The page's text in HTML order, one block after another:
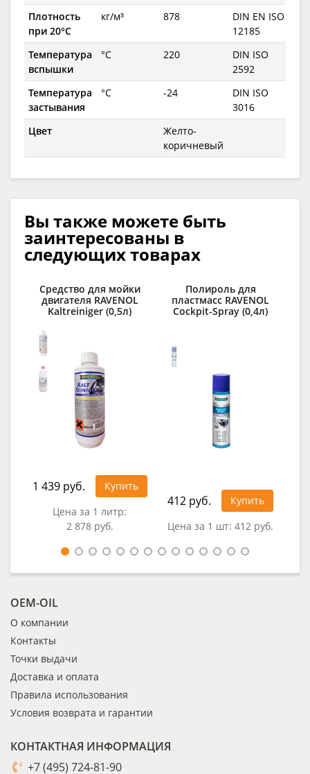
Плотность
при 20°C
кг/м³ 878
DIN EN ISO
12185
Температура
вспышки
°C 220
DIN ISO
2592
Температура
застывания
°C -24
DIN ISO
3016
Цвет
Желто-
коричневый
Вы также можете быть
заинтересованы в
следующих товарах
Средство для мойки
двигателя RAVENOL
Kaltreiniger (0,5л)
1 439 руб.
Купить
Цена за 1 литр:
2 878 руб.
Полироль для
пластмасс RAVENOL
Cockpit-Spray (0,4л)
412 руб.
Купить
Цена за 1 шт: 412 руб.
OEM-OIL
О компании
Контакты
Точки выдачи
Доставка и оплата
Правила использования
Условия возврата и гарантии
КОНТАКТНАЯ ИНФОРМАЦИЯ
+7 (495) 724-81-90